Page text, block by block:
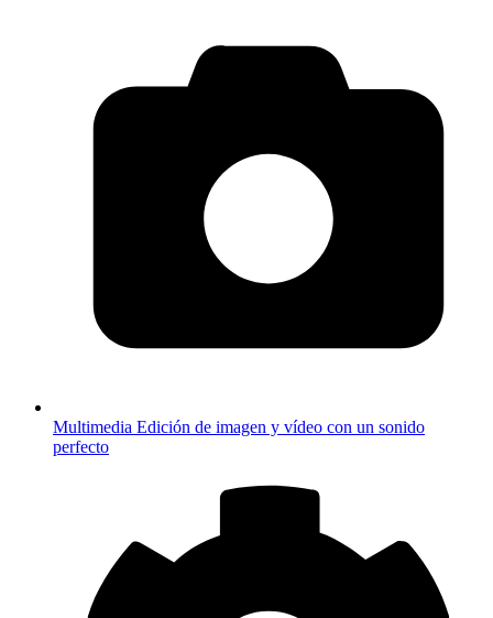
Multimedia Edición de imagen y vídeo con un sonido
perfecto